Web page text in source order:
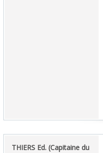
‎THIERS Ed. (Capitaine du